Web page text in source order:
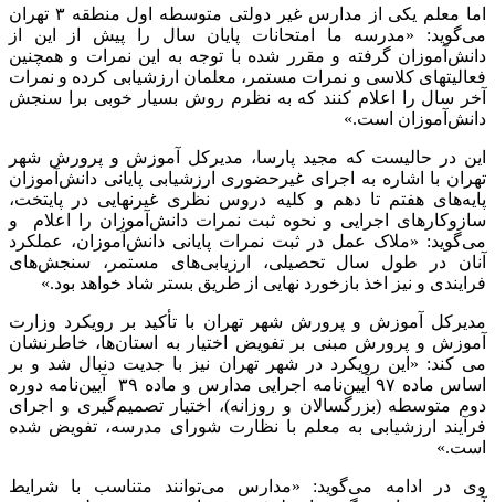
اما معلم یکی از مدارس غیر دولتی متوسطه اول منطقه ۳ تهران
می‌گوید: «مدرسه ما امتحانات پایان سال را پیش از این از
دانش‌آموزان گرفته و مقرر شده با توجه به این نمرات و همچنین
فعالیتهای کلاسی و نمرات مستمر، معلمان ارزشیابی کرده و نمرات
آخر سال را اعلام کنند که به نظرم روش بسیار خوبی برا سنجش
دانش‌آموزان است.»
این در حالیست که مجید پارسا، مدیرکل آموزش و پرورش شهر
تهران با اشاره به اجرای غیرحضوری ارزشیابی پایانی دانش‌آموزان
پایه‌های هفتم تا دهم و کلیه دروس نظری غیرنهایی در پایتخت،
سازوکارهای اجرایی و نحوه ثبت نمرات دانش‌آموزان را اعلام و
می‌گوید: «ملاک عمل در ثبت نمرات پایانی دانش‌آموزان، عملکرد
آنان در طول سال تحصیلی، ارزیابی‌های مستمر، سنجش‌های
فرایندی و نیز اخذ بازخورد نهایی از طریق بستر شاد خواهد بود.»
مدیرکل آموزش و پرورش شهر تهران با تأکید بر رویکرد وزارت
آموزش و پرورش مبنی بر تفویض اختیار به استان‌ها، خاطرنشان
می کند: «این رویکرد در شهر تهران نیز با جدیت دنبال شد و بر
اساس ماده ۹۷ آیین‌نامه اجرایی مدارس و ماده ۳۹ آیین‌نامه دوره
دوم متوسطه (بزرگسالان‌ و روزانه)، اختیار تصمیم‌گیری و اجرای
فرآیند ارزشیابی به معلم با نظارت شورای مدرسه، تفویض شده
است.»
وی در ادامه می‌گوید: «مدارس می‌توانند متناسب با شرایط